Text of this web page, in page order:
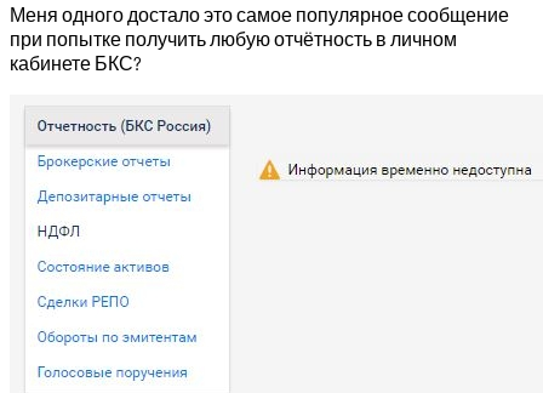
Меня одного достало это самое популярное сообщение
при попытке получить любую отчётность в личном
кабинете БКС?